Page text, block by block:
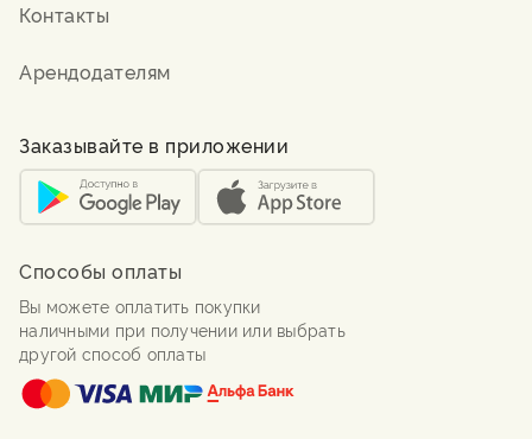
Контакты
Арендодателям
Заказывайте в приложении
Способы оплаты
Вы можете оплатить покупки
наличными при получении или выбрать
другой способ оплаты